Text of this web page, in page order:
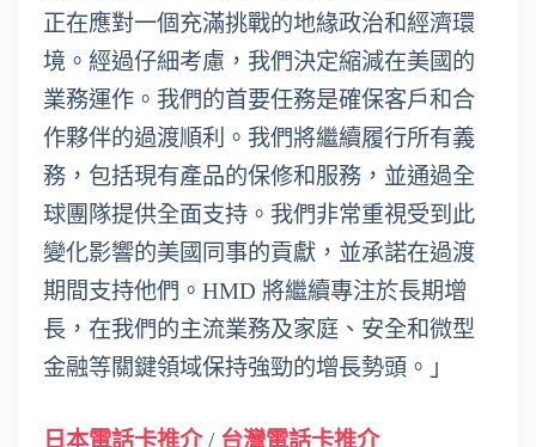
正在應對一個充滿挑戰的地緣政治和經濟環
境。經過仔細考慮，我們決定縮減在美國的
業務運作。我們的首要任務是確保客戶和合
作夥伴的過渡順利。我們將繼續履行所有義
務，包括現有產品的保修和服務，並通過全
球團隊提供全面支持。我們非常重視受到此
變化影響的美國同事的貢獻，並承諾在過渡
期間支持他們。HMD 將繼續專注於長期增
長，在我們的主流業務及家庭、安全和微型
金融等關鍵領域保持強勁的增長勢頭。」
日本電話卡推介/ 台灣電話卡推介